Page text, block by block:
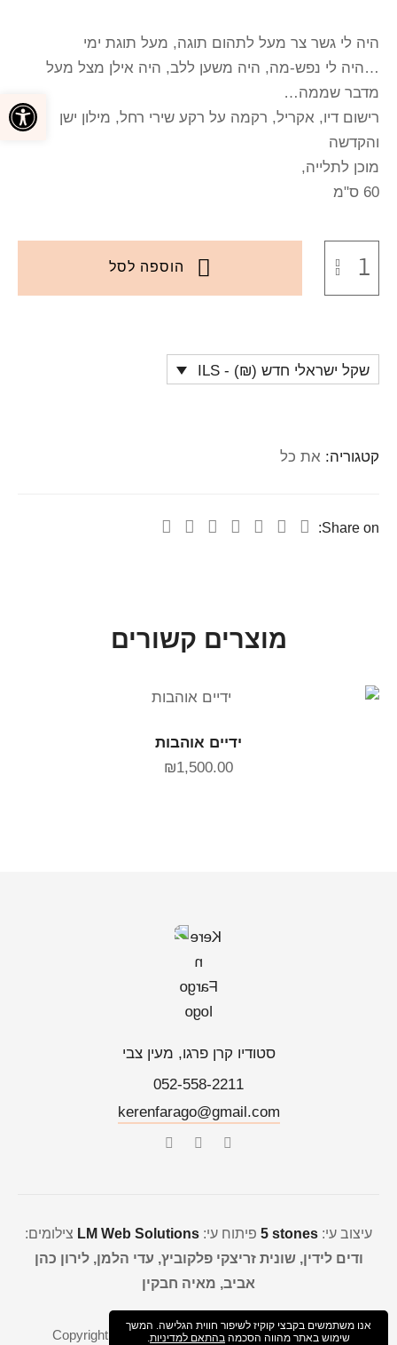
פתח
היה לי גשר צר מעל לתהום תוגה, מעל תוגת ימי
…היה לי נפש-מה, היה משען ללב, היה אילן מצל מעל
מדבר שממה…
רישום דיו, אקריל, רקמה על רקע שירי רחל, מילון ישן
והקדשה
מוכן לתלייה,
60 ס"מ
הוספה לסל
שקל ישראלי חדש (₪) - ILS
קטגוריה: את כל
Share on:
מוצרים קשורים
הוספה לסל
ידיים אוהבות
₪1,500.00
סטודיו קרן פרגו, מעין צבי
052-558-2211
kerenfarago@gmail.com
עיצוב עי: 5 stones פיתוח עי: LM Web Solutions צילומים:
ודים לידין, שונית זריצקי פלקוביץ, עדי הלמן, לירון כהן
אביב, מאיה חבקין
Copyright © 2021Keren faragoAll rights reserved
אנו משתמשים בקבצי קוקיז לשיפור חווית הגלישה. המשך
שימוש באתר מהווה הסכמה בהתאם למדיניות.